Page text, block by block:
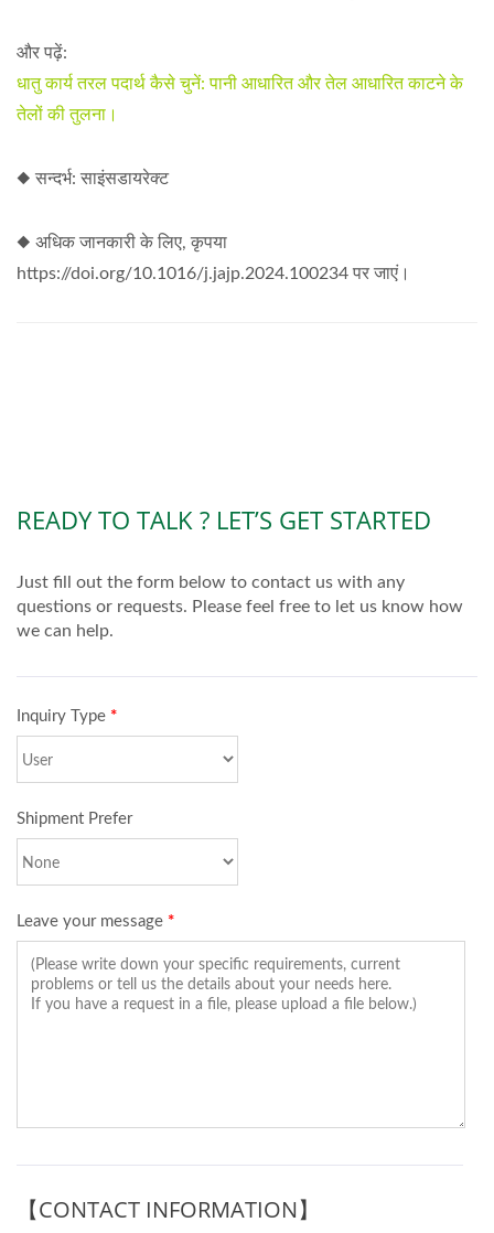
और पढ़ें:
धातु कार्य तरल पदार्थ कैसे चुनें: पानी आधारित और तेल आधारित काटने के
तेलों की तुलना।
◆ सन्दर्भ: साइंसडायरेक्ट
◆ अधिक जानकारी के लिए, कृपया
https://doi.org/10.1016/j.jajp.2024.100234 पर जाएं।